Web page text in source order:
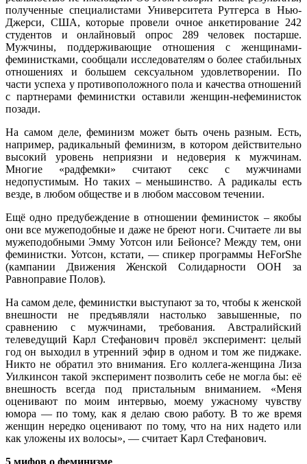
полученные специалистами Университета Рутгерса в Нью-
Джерси, США, которые провели очное анкетирование 242
студентов и онлайновый опрос 289 человек постарше.
Мужчины, поддерживающие отношения с женщинами-
феминистками, сообщали исследователям о более стабильных
отношениях и большем сексуальном удовлетворении. По
части успеха у противоположного пола и качества отношений
с партнерами феминистки оставили женщин-нефеминисток
позади.
На самом деле, феминизм может быть очень разным. Есть,
например, радикальный феминизм, в котором действительно
высокий уровень неприязни и недоверия к мужчинам.
Многие «радфемки» считают секс с мужчинами
недопустимым. Но таких – меньшинство. А радикалы есть
везде, в любом обществе и в любом массовом течении.
Ещё одно предубеждение в отношении феминисток – якобы
они все мужеподобные и даже не бреют ноги. Считаете ли вы
мужеподобными Эмму Уотсон или Бейонсе? Между тем, они
феминистки. Уотсон, кстати, — спикер программы HeForShe
(кампании Движения Женской Солидарности ООН за
Равноправие Полов).
На самом деле, феминистки выступают за то, чтобы к женской
внешности не предъявляли настолько завышенные, по
сравнению с мужчинами, требования. Австралийский
телеведущий Карл Стефанович провёл эксперимент: целый
год он выходил в утренний эфир в одном и том же пиджаке.
Никто не обратил это внимания. Его коллега-женщина Лиза
Уилкинсон такой эксперимент позволить себе не могла бы: её
внешность всегда под пристальным вниманием. «Меня
оценивают по моим интервью, моему ужасному чувству
юмора — по тому, как я делаю свою работу. В то же время
женщин нередко оценивают по тому, что на них надето или
как уложены их волосы», — считает Карл Стефанович.
5 мифов о феминизме